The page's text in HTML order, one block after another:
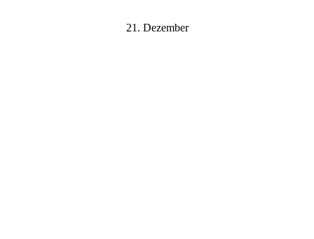
21. Dezember